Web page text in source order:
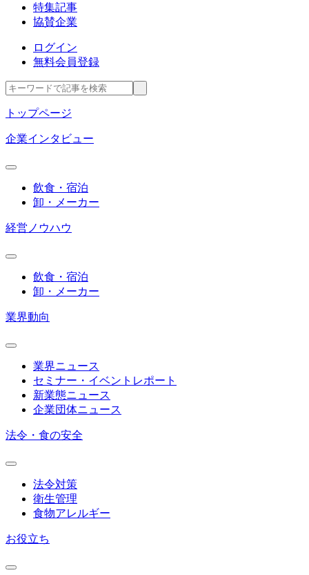
特集記事
協賛企業
ログイン
無料会員登録
トップページ
企業インタビュー
飲食・宿泊
卸・メーカー
経営ノウハウ
飲食・宿泊
卸・メーカー
業界動向
業界ニュース
セミナー・イベントレポート
新業態ニュース
企業団体ニュース
法令・食の安全
法令対策
衛生管理
食物アレルギー
お役立ち